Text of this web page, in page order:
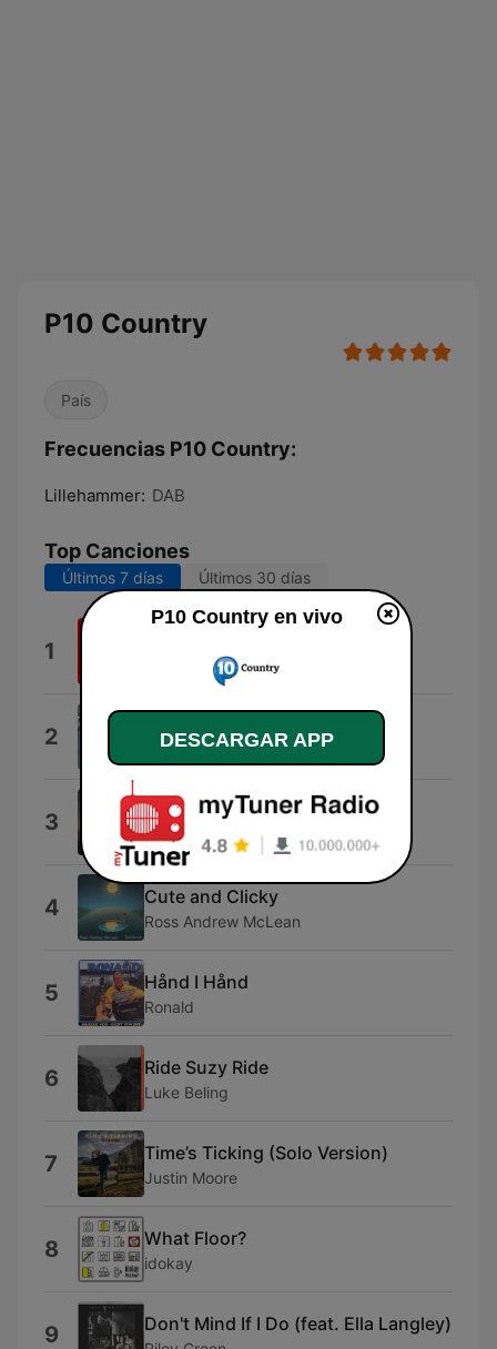
P10 Country
País
Frecuencias P10 Country:
Lillehammer: DAB
Top Canciones
Últimos 7 días Últimos 30 días
1 Shamtrax
2 Scorched Score
3 Desert Dreams
Brand X Music
4 Cute and Clicky
Ross Andrew McLean
5 Hånd I Hånd
Ronald
6 Ride Suzy Ride
Luke Beling
7 Time’s Ticking (Solo Version)
Justin Moore
8 What Floor?
idokay
9 Don't Mind If I Do (feat. Ella Langley)
P10 Country en vivo
DESCARGAR APP